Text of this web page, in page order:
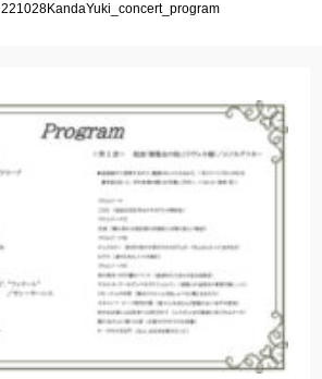
221028KandaYuki_concert_program